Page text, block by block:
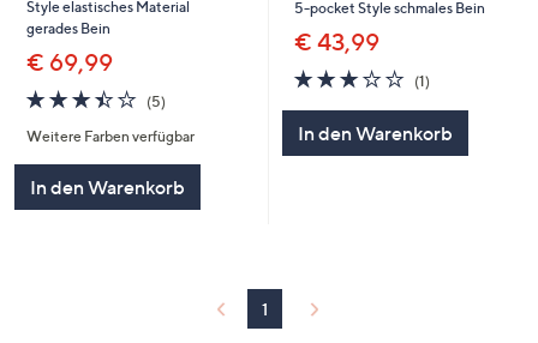
Style elastisches Material
gerades Bein
€ 69,99
3.4
von
5
(5)5
Weitere Farben verfügbar
In den Warenkorb
5-pocket Style schmales Bein
€ 43,99
3.0
von
(1)1
In den Warenkorb
1